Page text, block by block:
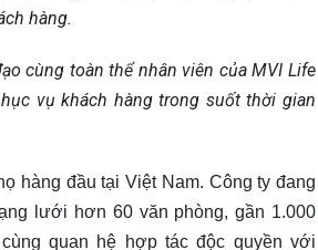
hàng.
cùng toàn thể nhân viên của MVI Life
vụ khách hàng trong suốt thời gian
hàng đầu tại Việt Nam. Công ty đang
lưới hơn 60 văn phòng, gần 1.000
quan hệ hợp tác độc quyền với